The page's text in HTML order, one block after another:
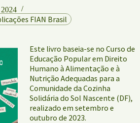
FIAN Brasil
Este livro baseia-se no Curso de
Educação Popular em Direito
Humano à Alimentação e à
Nutrição Adequadas para a
Comunidade da Cozinha
Solidária do Sol Nascente (DF),
realizado em setembro e
outubro de 2023.